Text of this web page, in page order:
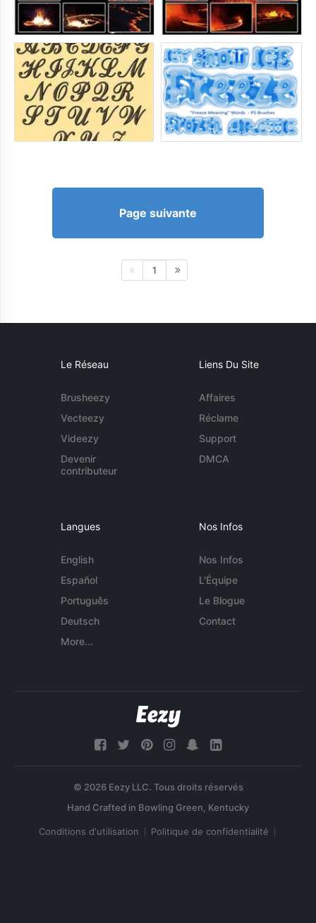
Page suivante
1
Le Réseau
Brusheezy
Vecteezy
Videezy
Devenir
contributeur
Liens Du Site
Affaires
Réclame
Support
DMCA
Langues
English
Español
Português
Deutsch
More...
Nos Infos
Nos Infos
L'Équipe
Le Blogue
Contact
© 2026 Eezy LLC. Tous droits réservés
Conditions d'utilisation Politique de confidentialité